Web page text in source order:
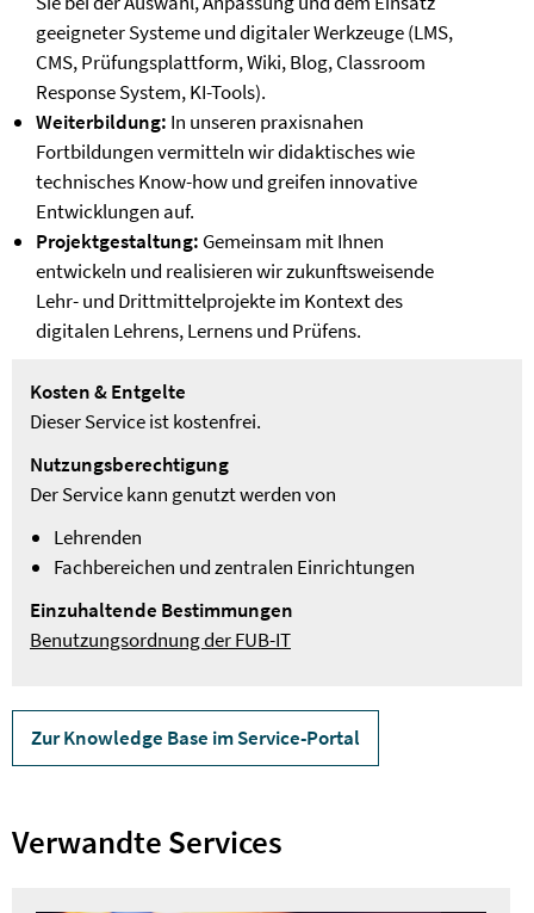
geeigneter Systeme und digitaler Werkzeuge (LMS,
CMS, Prüfungsplattform, Wiki, Blog, Classroom
Response System, KI-Tools).
Weiterbildung: In unseren praxisnahen
Fortbildungen vermitteln wir didaktisches wie
technisches Know-how und greifen innovative
Entwicklungen auf.
Projektgestaltung: Gemeinsam mit Ihnen
entwickeln und realisieren wir zukunftsweisende
Lehr- und Drittmittelprojekte im Kontext des
digitalen Lehrens, Lernens und Prüfens.
Kosten & Entgelte
Dieser Service ist kostenfrei.
Nutzungsberechtigung
Der Service kann genutzt werden von
Lehrenden
Fachbereichen und zentralen Einrichtungen
Einzuhaltende Bestimmungen
Benutzungsordnung der FUB-IT
Zur Knowledge Base im Service-Portal
Verwandte Services